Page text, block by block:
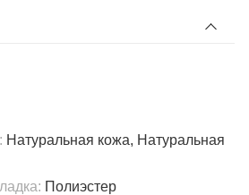
Натуральная кожа, Натуральная
Полиэстер